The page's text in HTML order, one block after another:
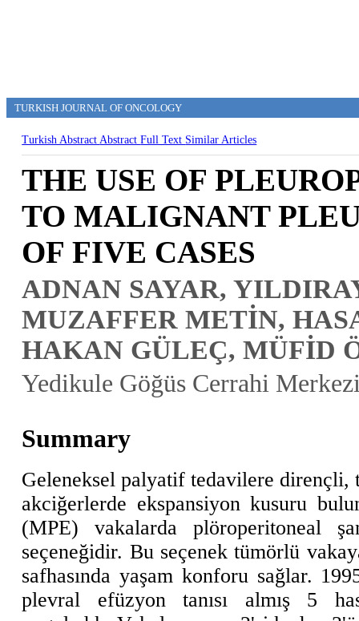
TURKISH JOURNAL OF ONCOLOGY
Turkish AbstractAbstractFull Text Similar Articles
THE USE OF
TO MALIGNANT
OF FIVE CASES
ADNAN SAYAR,
MUZAFFER METİN,
HAKAN GÜLEÇ, MÜFİD
Yedikule Göğüs Cerrahi
Summary
Geleneksel palyatif tedavilere dirençli,
akciğerlerde ekspansiyon kusuru
(MPE) vakalarda plöroperitoneal
seçeneğidir. Bu seçenek tümörlü
safhasında yaşam konforu sağlar.
plevral efüzyon tanısı almış 5